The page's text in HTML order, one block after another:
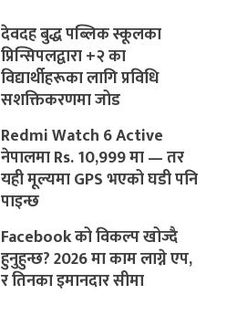
देवदह बुद्ध पब्लिक स्कूलका
प्रिन्सिपलद्वारा +२ का
विद्यार्थीहरूका लागि प्रविधि
सशक्तिकरणमा जोड
Redmi Watch 6 Active
नेपालमा Rs. 10,999 मा — तर
यही मूल्यमा GPS भएको घडी पनि
पाइन्छ
Facebook को विकल्प खोज्दै
हुनुहुन्छ? 2026 मा काम लाग्ने एप,
र तिनका इमानदार सीमा